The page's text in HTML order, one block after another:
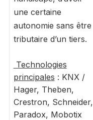
une certaine
autonomie sans être
tributaire d’un tiers.
Technologies
principales : KNX /
Hager, Theben,
Crestron, Schneider,
Paradox, Mobotix